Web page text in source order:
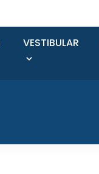
VESTIBULAR